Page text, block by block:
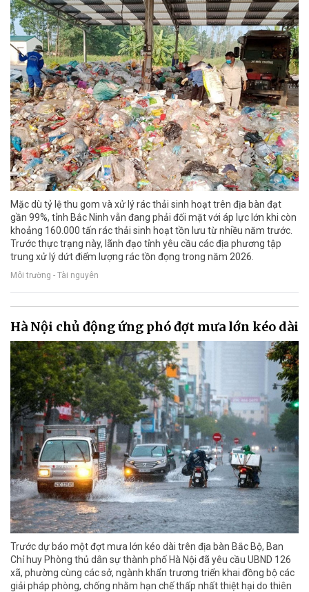
Mặc dù tỷ lệ thu gom và xử lý rác thải sinh hoạt trên địa bàn đạt
gần 99%, tỉnh Bắc Ninh vẫn đang phải đối mặt với áp lực lớn khi còn
khoảng 160.000 tấn rác thải sinh hoạt tồn lưu từ nhiều năm trước.
Trước thực trạng này, lãnh đạo tỉnh yêu cầu các địa phương tập
trung xử lý dứt điểm lượng rác tồn đọng trong năm 2026.
Môi trường - Tài nguyên
Hà Nội chủ động ứng phó đợt mưa lớn kéo dài
Trước dự báo một đợt mưa lớn kéo dài trên địa bàn Bắc Bộ, Ban
Chỉ huy Phòng thủ dân sự thành phố Hà Nội đã yêu cầu UBND 126
xã, phường cùng các sở, ngành khẩn trương triển khai đồng bộ các
giải pháp phòng, chống nhằm hạn chế thấp nhất thiệt hại do thiên